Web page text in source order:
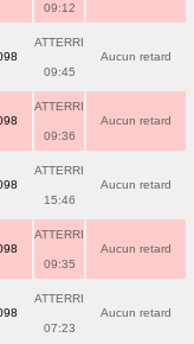
09:12
ATTERRI
09:45
Aucun retard
ATTERRI
09:36
Aucun retard
ATTERRI
15:46
Aucun retard
ATTERRI
09:35
Aucun retard
ATTERRI
07:23
Aucun retard